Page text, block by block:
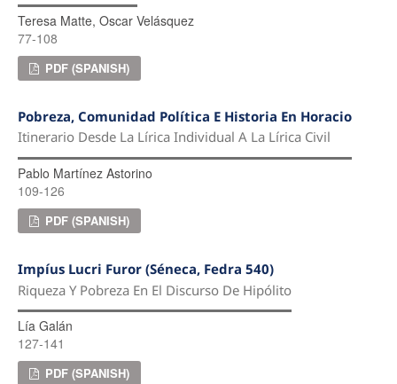
Teresa Matte, Oscar Velásquez
77-108
PDF (SPANISH)
Pobreza, Comunidad Política E Historia En Horacio
Itinerario Desde La Lírica Individual A La Lírica Civil
Pablo Martínez Astorino
109-126
PDF (SPANISH)
Impíus Lucri Furor (Séneca, Fedra 540)
Riqueza Y Pobreza En El Discurso De Hipólito
Lía Galán
127-141
PDF (SPANISH)